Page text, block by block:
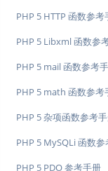
PHP 5 HTTP 函数参考
PHP 5 Libxml 函数参
PHP 5 mail 函数参考
PHP 5 math 函数参考
PHP 5 杂项函数参考
PHP 5 MySQLi 函数
PHP 5 PDO 参考手册